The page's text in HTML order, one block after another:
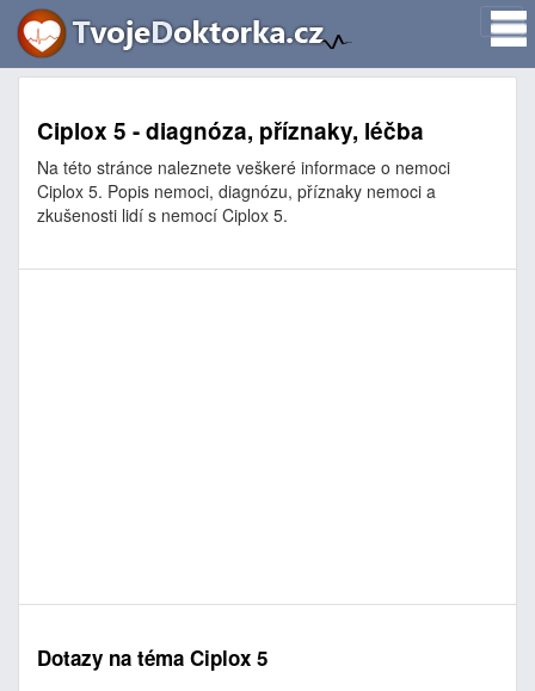
Ciplox 5 - diagnóza, příznaky, léčba
Na této stránce naleznete veškeré informace o nemoci
Ciplox 5. Popis nemoci, diagnózu, příznaky nemoci a
zkušenosti lidí s nemocí Ciplox 5.
Dotazy na téma Ciplox 5